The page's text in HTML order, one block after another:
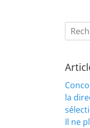
la
Il ne